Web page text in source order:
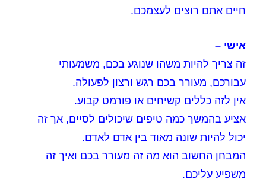
חיים אתם רוצים לעצמכם.
אישי –
זה צריך להיות משהו שנוגע בכם, משמעותי
עבורכם, מעורר בכם רגש ורצון לפעולה.
אין לזה כללים קשיחים או פורמט קבוע.
אציע בהמשך כמה טיפים שיכולים לסיים, אך זה
יכול להיות שונה מאוד בין אדם לאדם.
המבחן החשוב הוא מה זה מעורר בכם ואיך זה
משפיע עליכם.